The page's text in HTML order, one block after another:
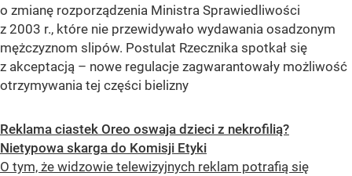
o zmianę rozporządzenia Ministra Sprawiedliwości
z 2003 r., które nie przewidywało wydawania osadzonym
mężczyznom slipów. Postulat Rzecznika spotkał się
z akceptacją – nowe regulacje zagwarantowały możliwość
otrzymywania tej części bielizny
Reklama ciastek Oreo oswaja dzieci z nekrofilią?
Nietypowa skarga do Komisji Etyki
O tym, że widzowie telewizyjnych reklam potrafią się